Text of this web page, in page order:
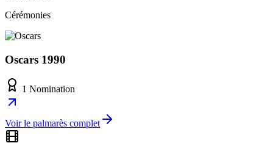
Cérémonies
Oscars 1990
1 Nomination
Voir le palmarès complet